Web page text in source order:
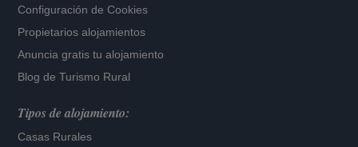
Configuración de Cookies
Propietarios alojamientos
Anuncia gratis tu alojamiento
Blog de Turismo Rural
Tipos de alojamiento:
Casas Rurales